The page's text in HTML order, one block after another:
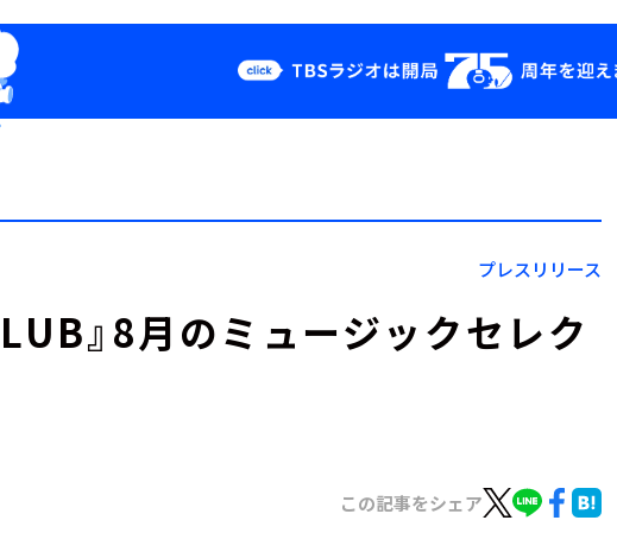
Podcast
YouTube
会社情報プレスリリース
』8月のミュージックセレク
この記事をシェア